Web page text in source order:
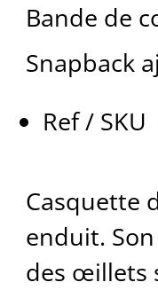
Bande de
Snapback
Ref / SKU
Casquette
enduit.
des œillets